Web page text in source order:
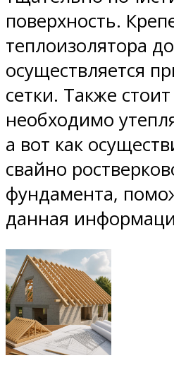
поверхность.
теплоизолятора
осуществляется
сетки. Также
необходимо
а вот как
свайно
фундамента,
данная